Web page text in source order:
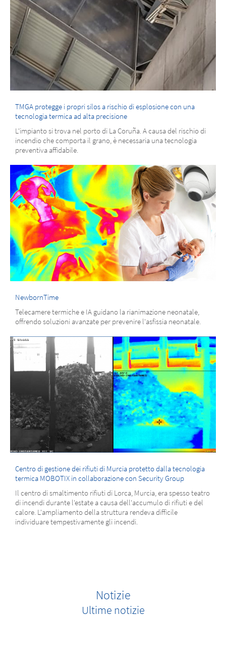
TMGA protegge i propri silos a rischio di esplosione con una
tecnologia termica ad alta precisione
L'impianto si trova nel porto di La Coruña. A causa del rischio di
incendio che comporta il grano, è necessaria una tecnologia
preventiva affidabile.
NewbornTime
Telecamere termiche e IA guidano la rianimazione neonatale,
offrendo soluzioni avanzate per prevenire l'asfissia neonatale.
Centro di gestione dei rifiuti di Murcia protetto dalla tecnologia
termica MOBOTIX in collaborazione con Security Group
Il centro di smaltimento rifiuti di Lorca, Murcia, era spesso teatro
di incendi durante l'estate a causa dell'accumulo di rifiuti e del
calore. L'ampliamento della struttura rendeva difficile
individuare tempestivamente gli incendi.
Notizie
Ultime notizie